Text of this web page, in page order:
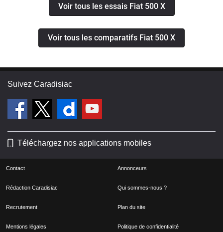
Voir tous les essais Fiat 500 X
Voir tous les comparatifs Fiat 500 X
Suivez Caradisiac
Téléchargez nos applications mobiles
Contact Annonceurs
Rédaction Caradisiac Qui sommes-nous ?
Recrutement Plan du site
Mentions légales Politique de confidentialité